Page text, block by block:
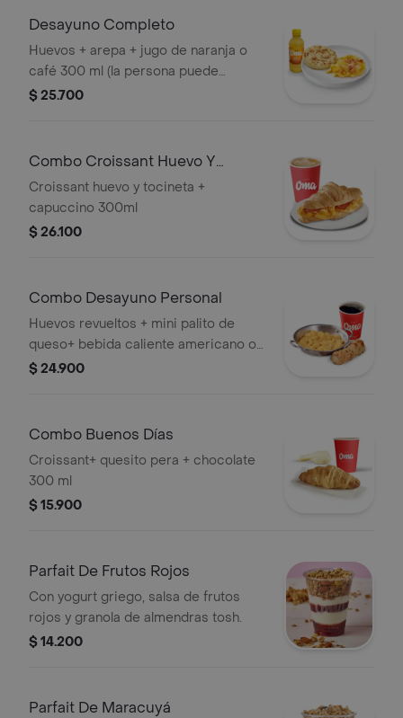
Desayuno Completo
Huevos + arepa + jugo de naranja o
café 300 ml (la persona puede
escoger entre huevos al gusto de
$ 25.700
Combo Croissant Huevo Y
Tocineta + Bebid
Croissant huevo y tocineta +
capuccino 300ml
$ 26.100
Combo Desayuno Personal
Huevos revueltos + mini palito de
queso+ bebida caliente americano o
capuccino de 300 ml
$ 24.900
Combo Buenos Días
Croissant+ quesito pera + chocolate
300 ml
$ 15.900
Parfait De Frutos Rojos
Con yogurt griego, salsa de frutos
rojos y granola de almendras tosh.
$ 14.200
Parfait De Maracuyá